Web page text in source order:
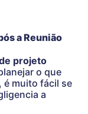
a Reunião
projeto
o que
é muito fácil se
a